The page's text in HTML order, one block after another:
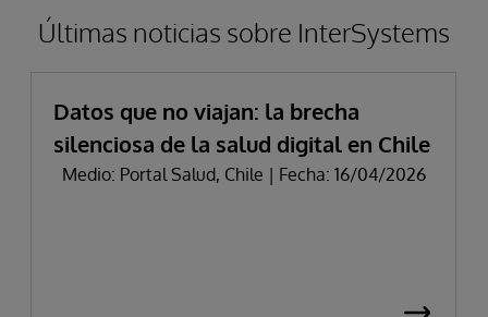
Últimas noticias sobre InterSystems
Datos que no viajan: la brecha
silenciosa de la salud digital en Chile
Medio: Portal Salud, Chile | Fecha: 16/04/2026